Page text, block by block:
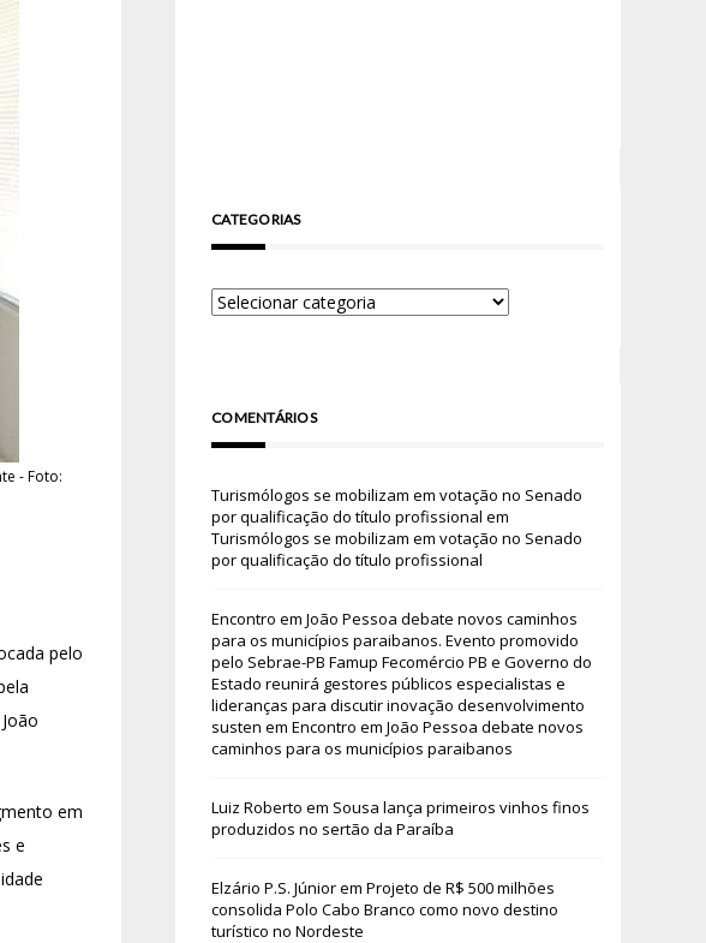
- Foto:
pelo
em
e
CATEGORIAS
COMENTÁRIOS
Turismólogos se mobilizam em votação no Senado
por qualificação do título profissional em
Turismólogos se mobilizam em votação no Senado
por qualificação do título profissional
Encontro em João Pessoa debate novos caminhos
para os municípios paraibanos. Evento promovido
pelo Sebrae-PB Famup Fecomércio PB e Governo do
Estado reunirá gestores públicos especialistas e
lideranças para discutir inovação desenvolvimento
susten em Encontro em João Pessoa debate novos
caminhos para os municípios paraibanos
Luiz Roberto em Sousa lança primeiros vinhos finos
produzidos no sertão da Paraíba
Elzário P.S. Júniorem Projeto de R$ 500 milhões
consolida Polo Cabo Branco como novo destino
turístico no Nordeste